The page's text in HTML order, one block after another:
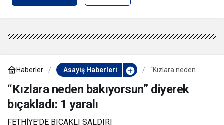
Haberler Asayiş Haberleri
“Kızlara neden
bıçakladı: 1 yaralı
“Kızlara neden bakıyorsun” diyerek
bıçakladı: 1 yaralı
FETHİYE'DE BIÇAKLI SALDIRI